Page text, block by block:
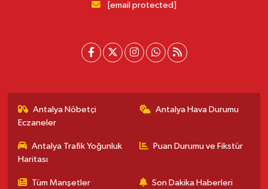
[email protected]
Antalya Nöbetçi
Eczaneler
Antalya Hava Durumu
Antalya Trafik Yoğunluk
Haritası
Puan Durumu ve Fikstür
Tüm Manşetler Son Dakika Haberleri